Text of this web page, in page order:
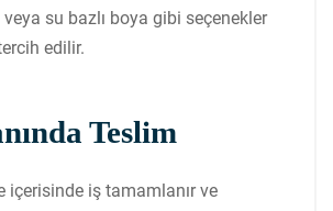
su bazlı boya gibi seçenekler
edilir.
Teslim
içerisinde iş tamamlanır ve